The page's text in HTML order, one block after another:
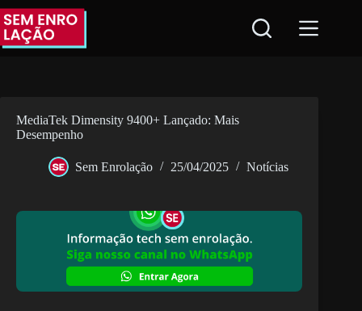
Pular
para
conteúdo
MediaTek Dimensity 9400+ Lançado: Mais
Desempenho
Sem Enrolação 25/04/2025 Notícias